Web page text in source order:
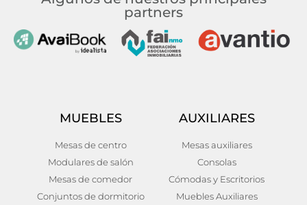
partners
MUEBLES
Mesas de centro
Modulares de salón
Mesas de comedor
Conjuntos de dormitorio
AUXILIARES
Mesas auxiliares
Consolas
Cómodas y Escritorios
Muebles Auxiliares